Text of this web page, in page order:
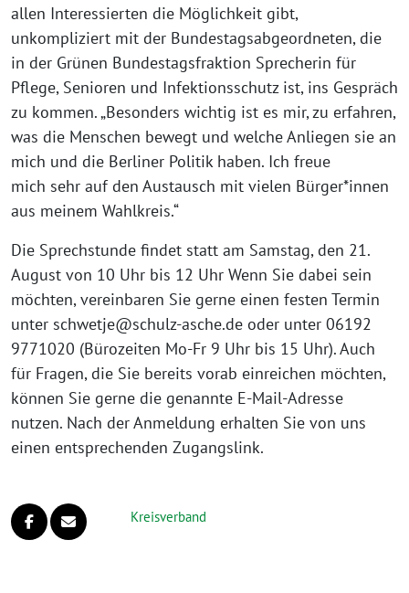
allen Interessierten die Möglichkeit gibt,
unkompliziert mit der Bundestagsabgeordneten, die
in der Grünen Bundestagsfraktion Sprecherin für
Pflege, Senioren und Infektionsschutz ist, ins Gespräch
zu kommen. „Besonders wichtig ist es mir, zu erfahren,
was die Menschen bewegt und welche Anliegen sie an
mich und die Berliner Politik haben. Ich freue
mich sehr auf den Austausch mit vielen Bürger*innen
aus meinem Wahlkreis.“
Die Sprechstunde findet statt am Samstag, den 21.
August von 10 Uhr bis 12 Uhr Wenn Sie dabei sein
möchten, vereinbaren Sie gerne einen festen Termin
unter schwetje@schulz-asche.de oder unter 06192
9771020 (Bürozeiten Mo-Fr 9 Uhr bis 15 Uhr). Auch
für Fragen, die Sie bereits vorab einreichen möchten,
können Sie gerne die genannte E-Mail-Adresse
nutzen. Nach der Anmeldung erhalten Sie von uns
einen entsprechenden Zugangslink.
Kreisverband